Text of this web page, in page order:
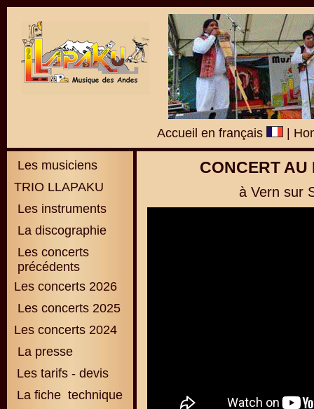
Accueil en français
Les musiciens
TRIO LLAPAKU
Les instruments
La discographie
Les concerts
précédents
Les concerts 2026
Les concerts 2025
Les concerts 2024
La presse
Les tarifs - devis
La fiche technique
CONCERT AU
à Vern sur